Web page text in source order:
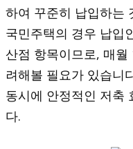
하여 꾸준히 납입하는
국민주택의 경우 납입
산점 항목이므로, 매월
려해볼 필요가 있습니
동시에 안정적인 저축
다.